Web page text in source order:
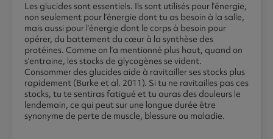
Les glucides sont essentiels. Ils sont utilisés pour l’énergie,
non seulement pour l’énergie dont tu as besoin à la salle,
mais aussi pour l’énergie dont le corps à besoin pour
opérer, du battement du cœur à la synthèse des
protéines. Comme on l’a mentionné plus haut, quand on
s’entraine, les stocks de glycogènes se vident.
Consommer des glucides aide à ravitailler ses stocks plus
rapidement (Burke et al. 2011). Si tu ne ravitailles pas ces
stocks, tu te sentiras fatigué et tu auras des douleurs le
lendemain, ce qui peut sur une longue durée être
synonyme de perte de muscle, blessure ou maladie.